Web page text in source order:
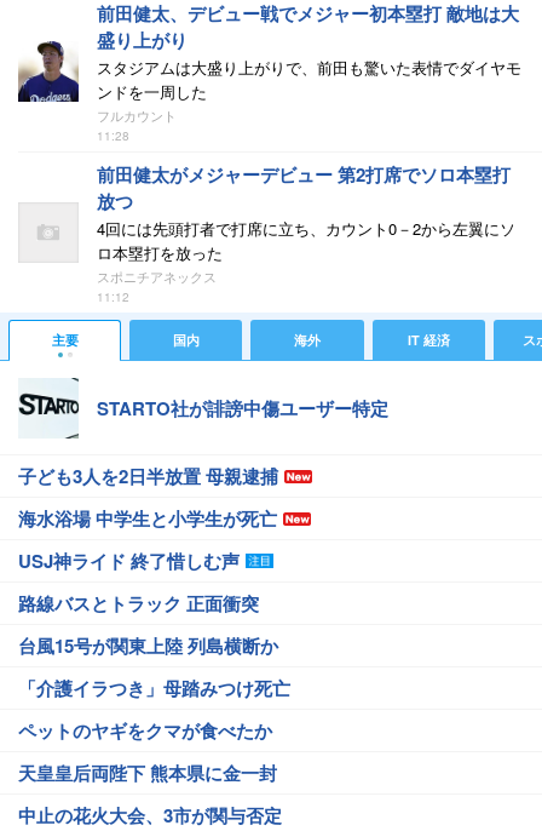
前田健太、デビュー戦でメジャー初本塁打 敵地は大
盛り上がり
スタジアムは大盛り上がりで、前田も驚いた表情でダイヤモ
ンドを一周した
フルカウント
11:28
前田健太がメジャーデビュー 第2打席でソロ本塁打
放つ
4回には先頭打者で打席に立ち、カウント0－2から左翼にソ
ロ本塁打を放った
スポニチアネックス
11:12
主要 国内 海外 IT 経済 ス
STARTO社が誹謗中傷ユーザー特定
子ども3人を2日半放置 母親逮捕
海水浴場 中学生と小学生が死亡
USJ神ライド 終了惜しむ声
路線バスとトラック 正面衝突
台風15号が関東上陸 列島横断か
「介護イラつき」母踏みつけ死亡
ペットのヤギをクマが食べたか
天皇皇后両陛下 熊本県に金一封
中止の花火大会、3市が関与否定